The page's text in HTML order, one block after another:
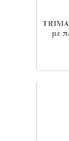
με